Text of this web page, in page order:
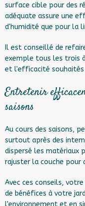
surface cible pour des
adéquate assure une
d'humidité que pour la
Il est conseillé de
exemple tous les trois
et l'efficacité souhaités
Entretenir
saisons
Au cours des saisons,
surtout après des
dispersé les matériaux
rajuster la couche pour
Avec ces conseils,
de bénéfices à votre
l'environnement et en